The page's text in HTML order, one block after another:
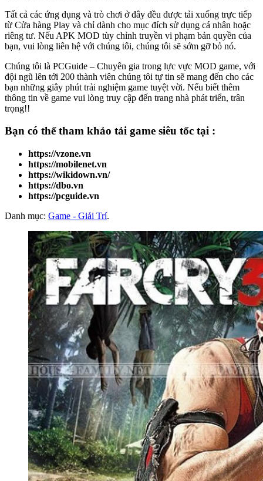
Tất cả các ứng dụng và trò chơi ở đây đều được tải xuống trực tiếp
từ Cửa hàng Play và chỉ dành cho mục đích sử dụng cá nhân hoặc
riêng tư. Nếu APK MOD tùy chỉnh truyền vi phạm bản quyền của
bạn, vui lòng liên hệ với chúng tôi, chúng tôi sẽ sớm gỡ bỏ nó.
Chúng tôi là PCGuide – Chuyên gia trong lực vực MOD game, với
đội ngũ lên tới 200 thành viên chúng tôi tự tin sẽ mang đến cho các
bạn những giây phút trải nghiệm game tuyệt vời. Nếu biết thêm
thông tin về game vui lòng truy cập đến trang nhà phát triển, trân
trọng!!
Bạn có thể tham khảo tải game siêu tốc tại :
https://vzone.vn
https://mobilenet.vn
https://wikidown.vn/
https://dbo.vn
https://pcguide.vn
Danh mục: Game - Giải Trí.